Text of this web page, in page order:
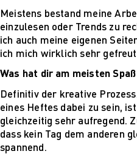
Meistens bestand meine
einzulesen oder Trends zu
ich auch meine eigenen
ich mich wirklich sehr
Was hat dir am meisten
Definitiv der kreative
eines Heftes dabei zu sein,
gleichzeitig sehr aufregend.
dass kein Tag dem anderen
spannend.